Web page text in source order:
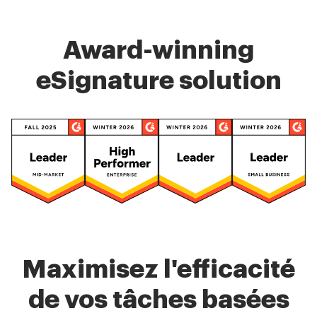
Award-winning
eSignature solution
Maximisez l'efficacité
de vos tâches basées